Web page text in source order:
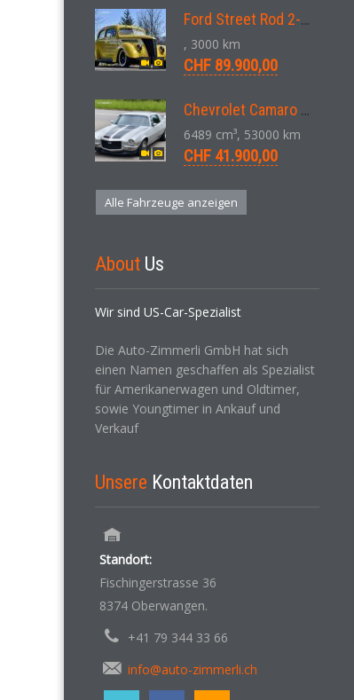
Ford Street Rod 2-Door V8 Aut. 1937
, 3000 km
CHF 89.900,00
Chevrolet Camaro SS 396 LS3 Coupe Aut. 1971
6489 cm³, 53000 km
CHF 41.900,00
Alle Fahrzeuge anzeigen
About Us
Wir sind US-Car-Spezialist
Die Auto-Zimmerli GmbH hat sich
einen Namen geschaffen als Spezialist
für Amerikanerwagen und Oldtimer,
sowie Youngtimer in Ankauf und
Verkauf
Unsere Kontaktdaten
Standort:
Fischingerstrasse 36
8374 Oberwangen.
+41 79 344 33 66
info@auto-zimmerli.ch